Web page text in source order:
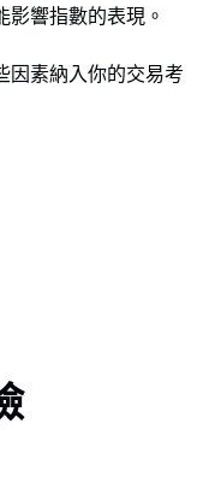
響指數的表現。
因素納入你的交易考